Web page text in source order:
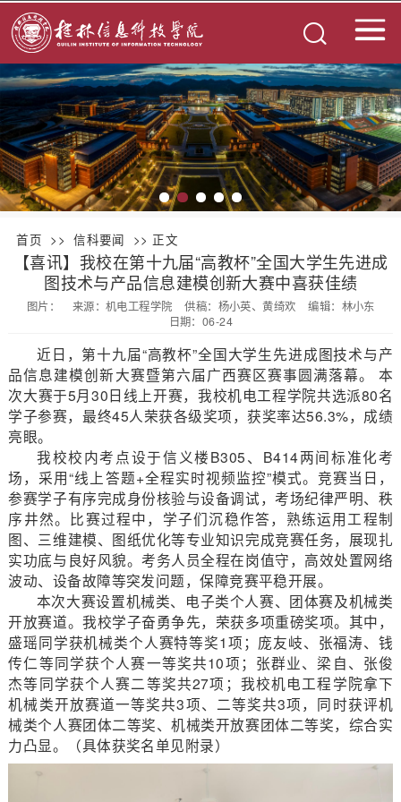
首页 >> 信科要闻 >> 正文
【喜讯】我校在第十九届“高教杯”全国大学生先进成
图技术与产品信息建模创新大赛中喜获佳绩
图片： 来源：机电工程学院 供稿：杨小英、黄绮欢
编辑：林小东
日期：06-24
近日，第十九届“高教杯”全国大学生先进成图技术与产
品信息建模创新大赛暨第六届广西赛区赛事圆满落幕。 本
次大赛于5月30日线上开赛，我校机电工程学院共选派80名
学子参赛，最终45人荣获各级奖项，获奖率达56.3%，成绩
亮眼。
我校校内考点设于信义楼B305、B414两间标准化考
场，采用“线上答题+全程实时视频监控”模式。竞赛当日，
参赛学子有序完成身份核验与设备调试，考场纪律严明、秩
序井然。比赛过程中，学子们沉稳作答，熟练运用工程制
图、三维建模、图纸优化等专业知识完成竞赛任务，展现扎
实功底与良好风貌。考务人员全程在岗值守，高效处置网络
波动、设备故障等突发问题，保障竞赛平稳开展。
本次大赛设置机械类、电子类个人赛、团体赛及机械类
开放赛道。我校学子奋勇争先，荣获多项重磅奖项。其中，
盛瑶同学获机械类个人赛特等奖1项；庞友岐、张福涛、钱
传仁等同学获个人赛一等奖共10项；张群业、梁自、张俊
杰等同学获个人赛二等奖共27项；我校机电工程学院拿下
机械类开放赛道一等奖共3项、二等奖共3项，同时获评机
械类个人赛团体二等奖、机械类开放赛团体二等奖，综合实
力凸显。（具体获奖名单见附录）